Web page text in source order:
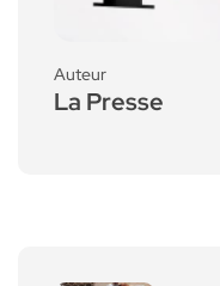
Auteur
La Presse